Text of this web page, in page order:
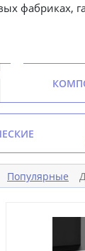
фабриках,
Популярные